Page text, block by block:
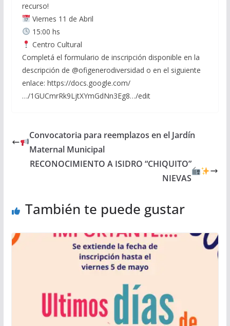
recurso!
Viernes 11 de Abril
15:00 hs
Centro Cultural
Completá el formulario de inscripción disponible en la
descripción de @ofigenerodiversidad o en el siguiente
enlace: https://docs.google.com/
…/1GUCmrRk9LjtXYmGdNn3Eg8…/edit
Convocatoria para reemplazos en el Jardín
Maternal Municipal
RECONOCIMIENTO A ISIDRO “CHIQUITO”
NIEVAS
También te puede gustar